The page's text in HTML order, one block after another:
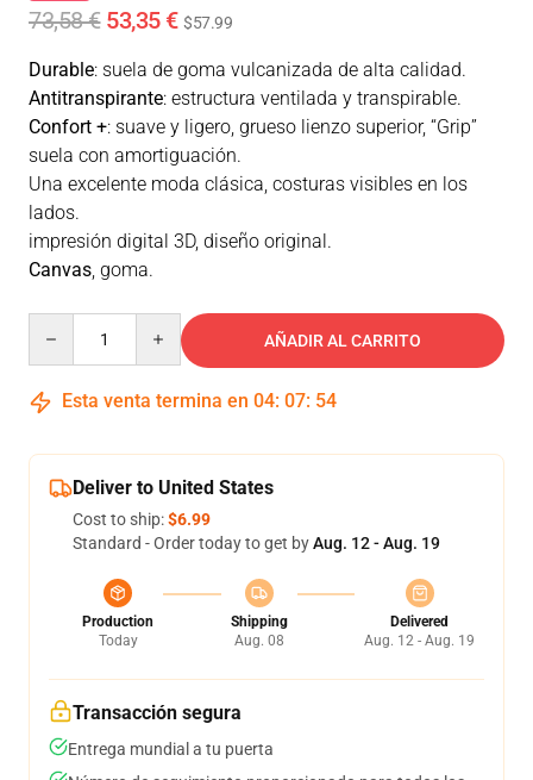
73,58 € 53,35 € $57.99
Durable: suela de goma vulcanizada de alta calidad.
Antitranspirante: estructura ventilada y transpirable.
Confort +: suave y ligero, grueso lienzo superior, “Grip”
suela con amortiguación.
Una excelente moda clásica, costuras visibles en los
lados.
impresión digital 3D, diseño original.
Canvas, goma.
AÑADIR AL CARRITO
Esta venta termina en 04: 07: 53
Deliver to United States
Cost to ship:$6.99
Standard - Order today to get byAug. 12 - Aug. 19
Production
Today
Shipping
Aug. 08
Delivered
Aug. 12 - Aug. 19
Transacción segura
Entrega mundial a tu puerta